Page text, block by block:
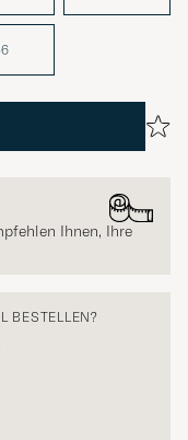
Ihnen, Ihre
BESTELLEN?